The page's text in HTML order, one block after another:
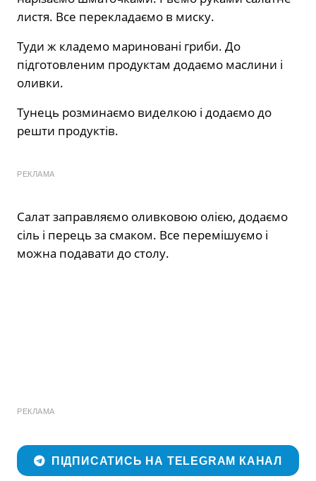
листя. Все перекладаємо в миску.
Туди ж кладемо мариновані гриби. До
підготовленим продуктам додаємо маслини і
оливки.
Тунець розминаємо виделкою і додаємо до
решти продуктів.
РЕКЛАМА
Салат заправляємо оливковою олією, додаємо
сіль і перець за смаком. Все перемішуємо і
можна подавати до столу.
РЕКЛАМА
ПІДПИСАТИСЬ НА TELEGRAM КАНАЛ